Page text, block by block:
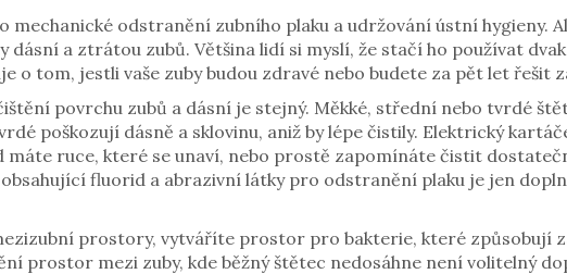
mechanické odstranění zubního plaku a udržování ústní hygieny.
dásní a ztrátou zubů. Většina lidí si myslí, že stačí ho používat
tom, jestli vaše zuby budou zdravé nebo budete za pět let řešit
povrchu zubů a dásní je stejný. Měkké, střední nebo tvrdé
poškozují dásně a sklovinu, aniž by lépe čistily. Elektrický
máte ruce, které se unaví, nebo prostě zapomínáte čistit
fluorid a abrazivní látky pro odstranění plaku je jen
prostory, vytváříte prostor pro bakterie, které způsobují
prostor mezi zuby, kde běžný štětec nedosáhne není volitelný